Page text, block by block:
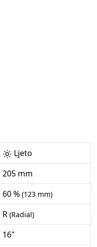
Ljeto
205 mm
60 % (123 mm)
R (Radial)
16"